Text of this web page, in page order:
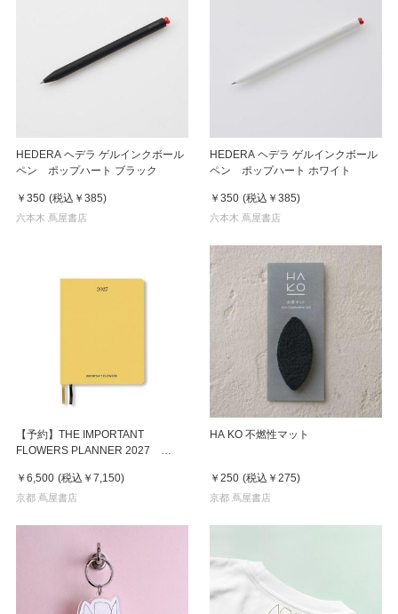
HEDERA ヘデラ ゲルインクボール
ペン ポップハート ブラック
￥350 (税込 ￥385)
六本木 蔦屋書店
HEDERA ヘデラ ゲルインクボール
ペン ポップハート ホワイト
￥350 (税込 ￥385)
六本木 蔦屋書店
【予約】THE IMPORTANT
FLOWERS PLANNER 2027
予定
￥6,500 (税込 ￥7,150)
京都 蔦屋書店
HA KO 不燃性マット
￥250 (税込 ￥275)
京都 蔦屋書店